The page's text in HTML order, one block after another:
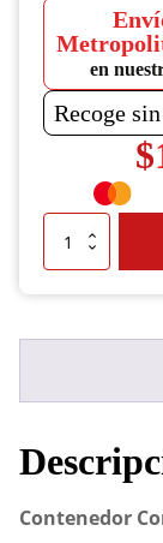
en
Recoge
$
Contenedor
Heavy
Contenedor